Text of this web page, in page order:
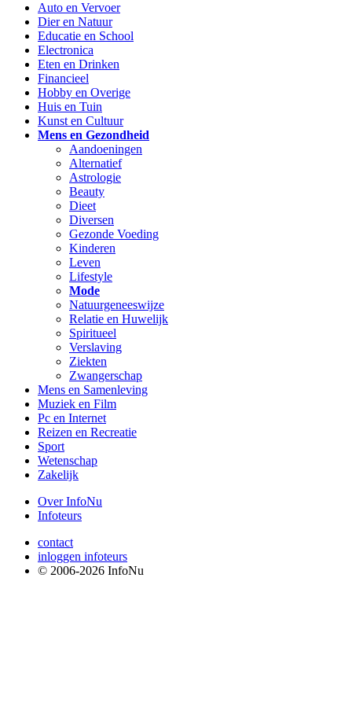
Auto en Vervoer
Dier en Natuur
Educatie en School
Electronica
Eten en Drinken
Financieel
Hobby en Overige
Huis en Tuin
Kunst en Cultuur
Mens en Gezondheid
Aandoeningen
Alternatief
Astrologie
Beauty
Dieet
Diversen
Gezonde Voeding
Kinderen
Leven
Lifestyle
Mode
Natuurgeneeswijze
Relatie en Huwelijk
Spiritueel
Verslaving
Ziekten
Zwangerschap
Mens en Samenleving
Muziek en Film
Pc en Internet
Reizen en Recreatie
Sport
Wetenschap
Zakelijk
Over InfoNu
Infoteurs
contact
inloggen infoteurs
© 2006-2026 InfoNu